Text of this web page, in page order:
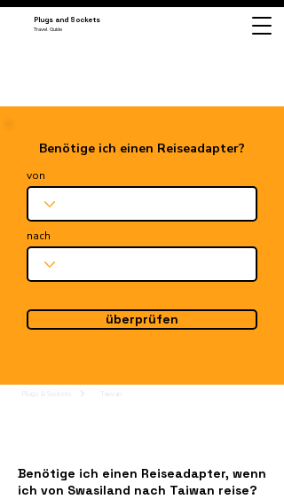
Plugs and Sockets
Travel Guide
Benötige ich einen Reiseadapter?
von
nach
überprüfen
Benötige ich einen Reiseadapter, wenn
ich von Swasiland nach Taiwan reise?